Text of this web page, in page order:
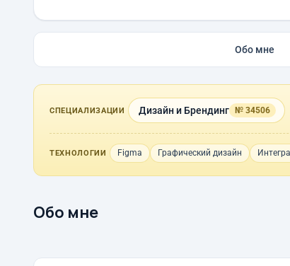
Обо мне
СПЕЦИАЛИЗАЦИИ Дизайн и Брендинг № 34506
ТЕХНОЛОГИИ Figma Графический дизайн
Обо мне